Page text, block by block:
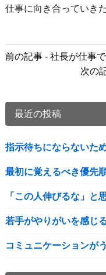
仕事に向き合っていき
前
へ
リ
ン
前の記事 - 社長が仕事
次の
最近の投稿
指示待ちにならないた
最初に覚えるべき優先
「この人伸びるな」と
若手がやりがいを感じ
コミュニケーションが